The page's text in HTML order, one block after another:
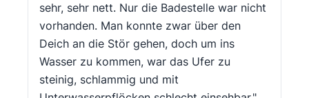
sehr, sehr nett. Nur die Badestelle war nicht
vorhanden. Man konnte zwar über den
Deich an die Stör gehen, doch um ins
Wasser zu kommen, war das Ufer zu
steinig, schlammig und mit